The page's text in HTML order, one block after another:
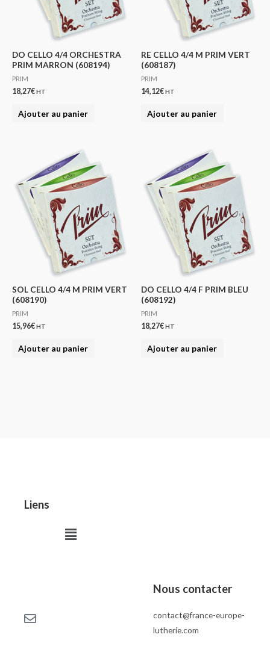
DO CELLO 4/4 ORCHESTRA
PRIM MARRON (608194)
PRIM
18,27€HT
Ajouter au panier
RE CELLO 4/4 M PRIM VERT
(608187)
PRIM
14,12€HT
Ajouter au panier
SOL CELLO 4/4 M PRIM VERT
(608190)
PRIM
15,96€HT
Ajouter au panier
DO CELLO 4/4 F PRIM BLEU
(608192)
PRIM
18,27€HT
Ajouter au panier
Liens
Menu
Nous contacter
contact@france-europe-
lutherie.com